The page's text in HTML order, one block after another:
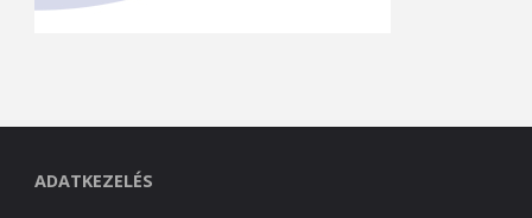
ADATKEZELÉS